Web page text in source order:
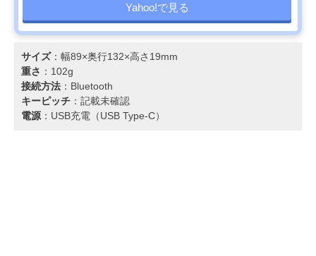
Yahoo!で見る
サイズ：幅89×奥行132×高さ19mm
重さ ：102g
接続方法 ：Bluetooth
キーピッチ ：記載未確認
電源 ：USB充電（USB Type-C）